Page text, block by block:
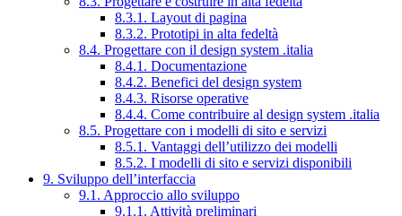
8.3.1. Layout di pagina
8.3.2. Prototipi in alta fedeltà
8.4. Progettare con il design system .italia
8.4.1. Documentazione
8.4.2. Benefici del design system
8.4.3. Risorse operative
8.4.4. Come contribuire al design system .italia
8.5. Progettare con i modelli di sito e servizi
8.5.1. Vantaggi dell’utilizzo dei modelli
8.5.2. I modelli di sito e servizi disponibili
9. Sviluppo dell’interfaccia
9.1. Approccio allo sviluppo
9.1.1. Attività preliminari